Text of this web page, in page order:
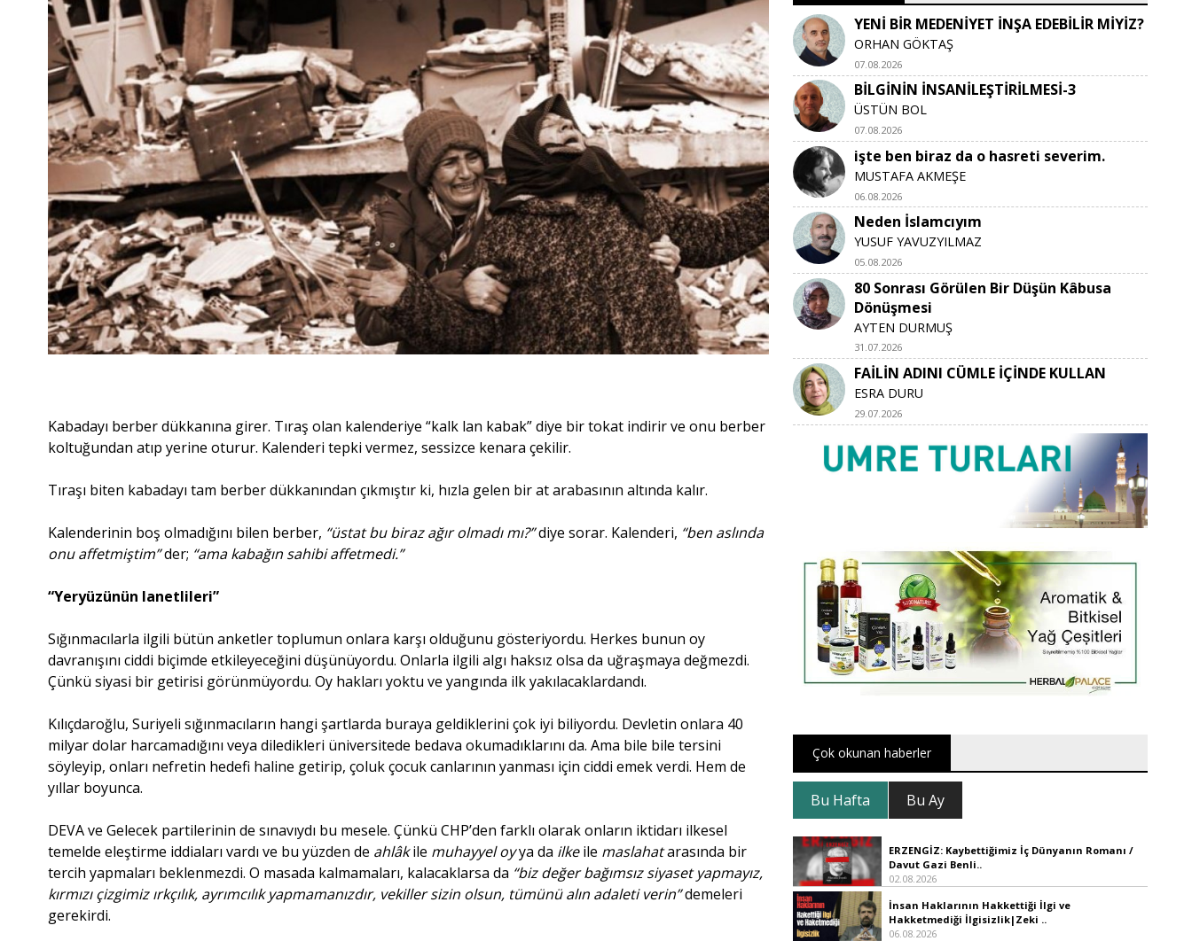
Kabadayı berber dükkanına girer. Tıraş olan kalenderiye “kalk lan kabak” diye bir tokat indirir ve onu berber
koltuğundan atıp yerine oturur. Kalenderi tepki vermez, sessizce kenara çekilir.
Tıraşı biten kabadayı tam berber dükkanından çıkmıştır ki, hızla gelen bir at arabasının altında kalır.
Kalenderinin boş olmadığını bilen berber, “üstat bu biraz ağır olmadı mı?”diye sorar. Kalenderi, “ben aslında
onu affetmiştim”der; “ama kabağın sahibi affetmedi.”
“Yeryüzünün lanetlileri”
Sığınmacılarla ilgili bütün anketler toplumun onlara karşı olduğunu gösteriyordu. Herkes bunun oy
davranışını ciddi biçimde etkileyeceğini düşünüyordu. Onlarla ilgili algı haksız olsa da uğraşmaya değmezdi.
Çünkü siyasi bir getirisi görünmüyordu. Oy hakları yoktu ve yangında ilk yakılacaklardandı.
Kılıçdaroğlu, Suriyeli sığınmacıların hangi şartlarda buraya geldiklerini çok iyi biliyordu. Devletin onlara 40
milyar dolar harcamadığını veya diledikleri üniversitede bedava okumadıklarını da. Ama bile bile tersini
söyleyip, onları nefretin hedefi haline getirip, çoluk çocuk canlarının yanması için ciddi emek verdi. Hem de
yıllar boyunca.
DEVA ve Gelecek partilerinin de sınavıydı bu mesele. Çünkü CHP’den farklı olarak onların iktidarı ilkesel
temelde eleştirme iddiaları vardı ve bu yüzden de ahlâkile muhayyel oyya da ilkeile maslahatarasında bir
tercih yapmaları beklenmezdi. O masada kalmamaları, kalacaklarsa da “biz değer bağımsız siyaset yapmayız,
kırmızı çizgimiz ırkçılık, ayrımcılık yapmamanızdır, vekiller sizin olsun, tümünü alın adaleti verin”demeleri
gerekirdi.
YENİ BİR MEDENİYET İNŞA EDEBİLİR MİYİZ?
ORHAN GÖKTAŞ
07.08.2026
BİLGİNİN İNSANİLEŞTİRİLMESİ-3
ÜSTÜN BOL
07.08.2026
işte ben biraz da o hasreti severim.
MUSTAFA AKMEŞE
06.08.2026
Neden İslamcıyım
YUSUF YAVUZYILMAZ
05.08.2026
80 Sonrası Görülen Bir Düşün Kâbusa
Dönüşmesi
AYTEN DURMUŞ
31.07.2026
FAİLİN ADINI CÜMLE İÇİNDE KULLAN
ESRA DURU
29.07.2026
Çok okunan haberler
Bu Hafta Bu Ay
ERZENGİZ: Kaybettiğimiz İç Dünyanın Romanı /
Davut Gazi Benli..
02.08.2026
İnsan Haklarının Hakkettiği İlgi ve
Hakketmediği İlgisizlik|Zeki ..
06.08.2026